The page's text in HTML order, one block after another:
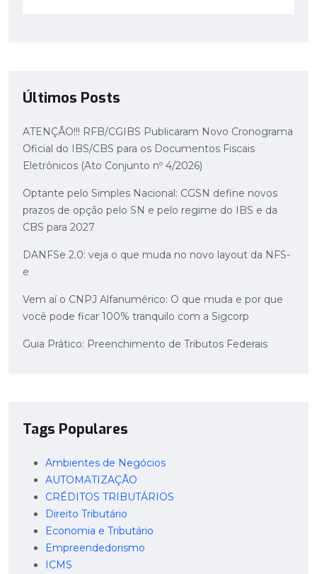
Últimos Posts
ATENÇÃO!!! RFB/CGIBS Publicaram Novo Cronograma
Oficial do IBS/CBS para os Documentos Fiscais
Eletrônicos (Ato Conjunto nº 4/2026)
Optante pelo Simples Nacional: CGSN define novos
prazos de opção pelo SN e pelo regime do IBS e da
CBS para 2027
DANFSe 2.0: veja o que muda no novo layout da NFS-
e
Vem aí o CNPJ Alfanumérico: O que muda e por que
você pode ficar 100% tranquilo com a Sigcorp
Guia Prático: Preenchimento de Tributos Federais
Tags Populares
Ambientes de Negócios
AUTOMATIZAÇÃO
CRÉDITOS TRIBUTÁRIOS
Direito Tributário
Economia e Tributário
Empreendedorismo
ICMS